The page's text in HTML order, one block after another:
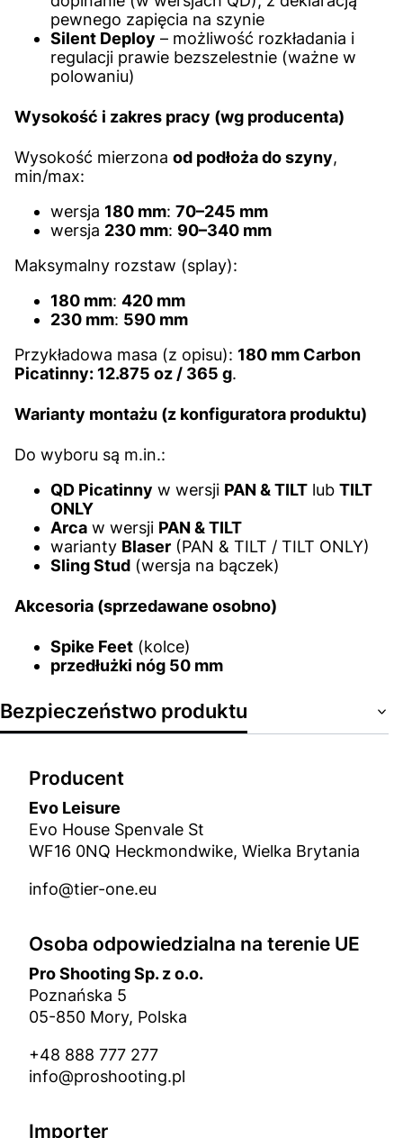
pewnego zapięcia na szynie
Silent Deploy – możliwość rozkładania i
regulacji prawie bezszelestnie (ważne w
polowaniu)
Wysokość i zakres pracy (wg producenta)
Wysokość mierzona od podłoża do szyny,
min/max:
wersja 180 mm: 70–245 mm
wersja 230 mm: 90–340 mm
Maksymalny rozstaw (splay):
180 mm: 420 mm
230 mm: 590 mm
Przykładowa masa (z opisu): 180 mm Carbon
Picatinny: 12.875 oz / 365 g.
Warianty montażu (z konfiguratora produktu)
Do wyboru są m.in.:
QD Picatinny w wersji PAN & TILT lub TILT
ONLY
Arca w wersji PAN & TILT
warianty Blaser (PAN & TILT / TILT ONLY)
Sling Stud (wersja na bączek)
Akcesoria (sprzedawane osobno)
Spike Feet (kolce)
przedłużki nóg 50 mm
Bezpieczeństwo produktu
Producent
Evo Leisure
Evo House Spenvale St
WF16 0NQ Heckmondwike, Wielka Brytania
info@tier-one.eu
Osoba odpowiedzialna na terenie UE
Pro Shooting Sp. z o.o.
Poznańska 5
05-850 Mory, Polska
+48 888 777 277
info@proshooting.pl
Importer